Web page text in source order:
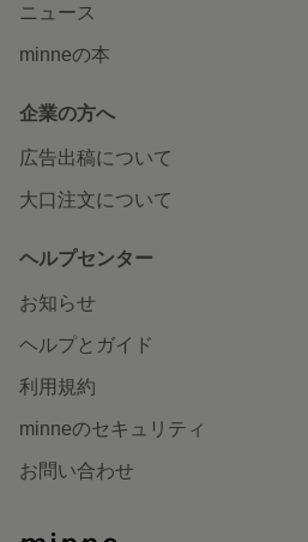
ニュース
minneの本
企業の方へ
広告出稿について
大口注文について
ヘルプセンター
お知らせ
ヘルプとガイド
利用規約
minneのセキュリティ
お問い合わせ